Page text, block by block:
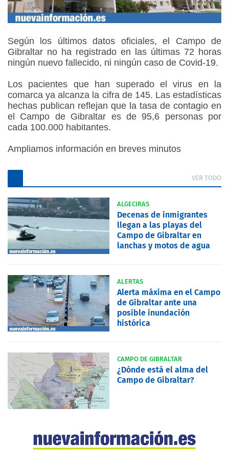
Según los últimos datos oficiales, el Campo de
Gibraltar no ha registrado en las últimas 72 horas
ningún nuevo fallecido, ni ningún caso de Covid-19.
Los pacientes que han superado el virus en la
comarca ya alcanza la cifra de 145. Las estadísticas
hechas publican reflejan que la tasa de contagio en
el Campo de Gibraltar es de 95,6 personas por
cada 100.000 habitantes.
Ampliamos información en breves minutos
VER TODO
ALGECIRAS
Decenas de inmigrantes
llegan a las playas del
Campo de Gibraltar en
lanchas y motos de agua
ALERTAS
Alerta máxima en el Campo
de Gibraltar ante una
posible inundación
histórica
CAMPO DE GIBRALTAR
¿Dónde está el alma del
Campo de Gibraltar?